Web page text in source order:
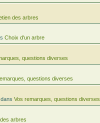
des arbres
Choix d'un arbre
questions diverses
questions diverses
Vos remarques, questions diverses
arbres